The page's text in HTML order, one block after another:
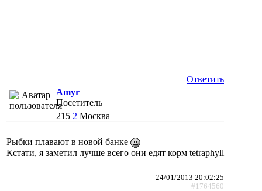
Ответить
Amyr
Посетитель
215 2 Москва
Рыбки плавают в новой банке
Кстати, я заметил лучше всего они едят корм tetraphyll
24/01/2013 20:02:25
#1764560